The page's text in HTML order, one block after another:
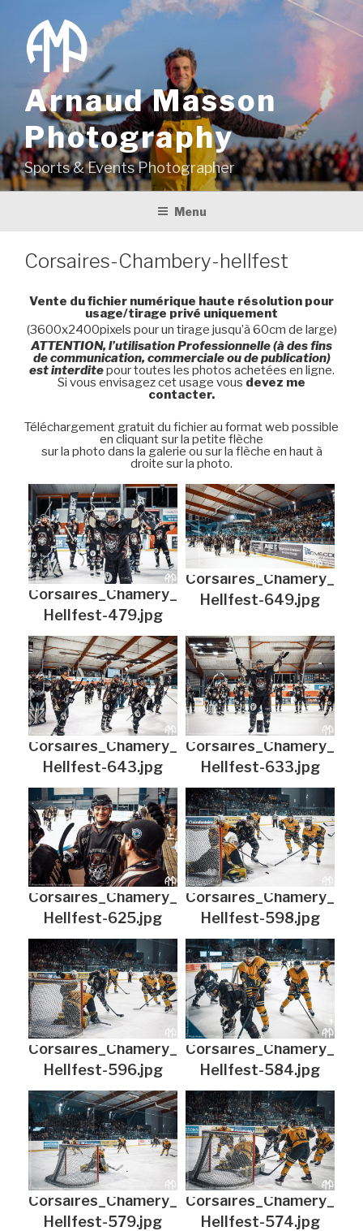
contenu
principal
Arnaud Masson
Photography
Sports & Events Photographer
Menu
Corsaires-Chambery-hellfest
Vente du fichier numérique haute résolution pour
usage/tirage privé uniquement
(3600x2400pixels pour un tirage jusqu’à 60cm de large)
ATTENTION, l’utilisation Professionnelle (à des fins
de communication, commerciale ou de publication)
est interditepour toutes les photos achetées en ligne.
Si vous envisagez cet usage vous devez me
contacter.
Téléchargement gratuit du fichier au format web possible
en cliquant sur la petite flèche
sur la photo dans la galerie ou sur la flèche en haut à
droite sur la photo.
Corsaires_Chamery_
Hellfest-479.jpg
Corsaires_Chamery_
Hellfest-649.jpg
Corsaires_Chamery_
Hellfest-643.jpg
Corsaires_Chamery_
Hellfest-633.jpg
Corsaires_Chamery_
Hellfest-625.jpg
Corsaires_Chamery_
Hellfest-598.jpg
Corsaires_Chamery_
Hellfest-596.jpg
Corsaires_Chamery_
Hellfest-584.jpg
Corsaires_Chamery_
Hellfest-579.jpg
Corsaires_Chamery_
Hellfest-574.jpg